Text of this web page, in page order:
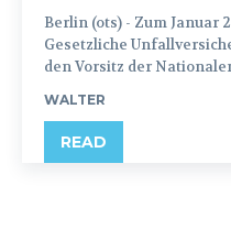
Berlin (ots) - Zum Januar 2026 hat die Deutsche
Gesetzliche
den Vorsitz der
WALTER
READ